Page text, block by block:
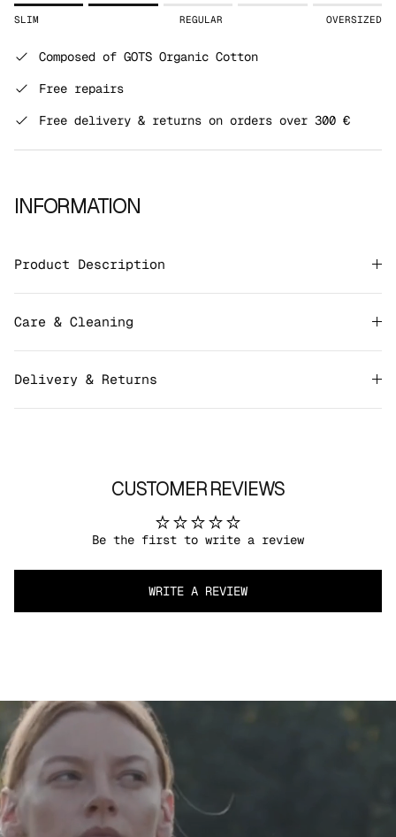
Rating of 1 means SLIM.
Rating of 5 means OVERSIZED.
SLIM REGULAR OVERSIZED
Composed of GOTS Organic Cotton
Free repairs
Free delivery & returns on orders over 300 €
INFORMATION
Product Description
Care & Cleaning
Delivery & Returns
CUSTOMER REVIEWS
Be the first to write a review
WRITE A REVIEW